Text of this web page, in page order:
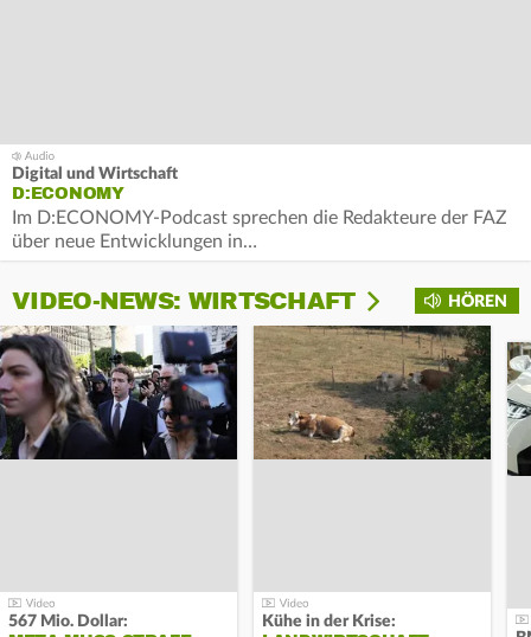
Digital und Wirtschaft
D:ECONOMY
Im D:ECONOMY-Podcast sprechen die Redakteure der FAZ
über neue Entwicklungen in…
HÖREN
VIDEO-NEWS: WIRTSCHAFT
567 Mio. Dollar: Kühe in der Krise: